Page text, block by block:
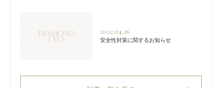
2022.04.26
安全性対策に関するお知らせ